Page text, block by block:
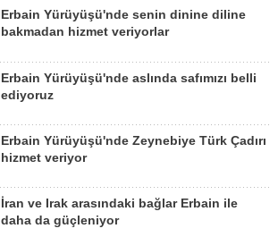
Erbain Yürüyüşü'nde senin dinine diline
bakmadan hizmet veriyorlar
Erbain Yürüyüşü'nde aslında safımızı belli
ediyoruz
Erbain Yürüyüşü'nde Zeynebiye Türk Çadırı
hizmet veriyor
İran ve Irak arasındaki bağlar Erbain ile
daha da güçleniyor